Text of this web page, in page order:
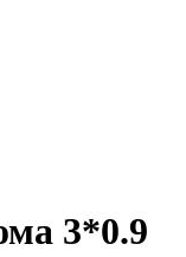
3*0.9